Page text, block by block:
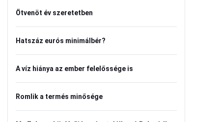
Ötvenöt év szeretetben
Hatszáz eurós minimálbér?
A víz hiánya az ember felelőssége is
Romlik a termés minősége